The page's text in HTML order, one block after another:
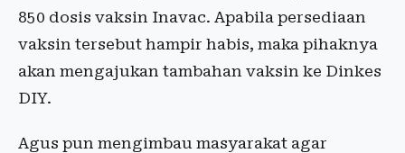
850 dosis vaksin Inavac. Apabila persediaan
vaksin tersebut hampir habis, maka pihaknya
akan mengajukan tambahan vaksin ke Dinkes
DIY.
Agus pun mengimbau masyarakat agar